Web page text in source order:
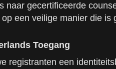
gecertificeerde
een veilige manier die is
Toegang
registranten een